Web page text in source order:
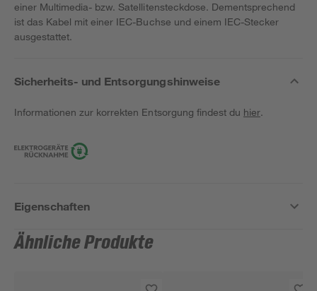
einer Multimedia- bzw. Satellitensteckdose. Dementsprechend
ist das Kabel mit einer IEC-Buchse und einem IEC-Stecker
ausgestattet.
Sicherheits- und Entsorgungshinweise
Informationen zur korrekten Entsorgung findest du hier.
Eigenschaften
Ähnliche Produkte